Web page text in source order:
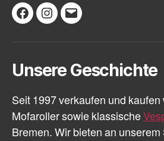
Facebook
Instagram
E-
Unsere Geschichte
Seit 1997 verkaufen und kaufen
Mofaroller sowie klassische
Bremen. Wir bieten an